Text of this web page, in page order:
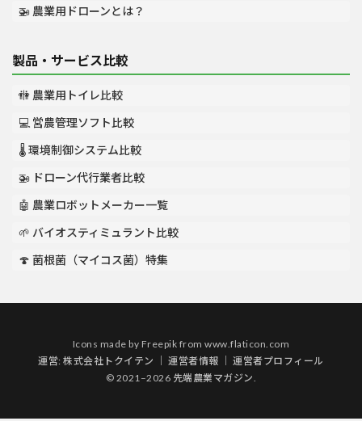
🚁 農業用ドローンとは？
製品・サービス比較
🚻 農業用トイレ比較
💻 営農管理ソフト比較
🌡️ 環境制御システム比較
🚁 ドローン代行業者比較
🤖 農業ロボットメーカー一覧
🌱 バイオスティミュラント比較
🍄 菌根菌（マイコス菌）特集
Icons made by Freepik fromwww.flaticon.com
運営:株式会社トクイテン ｜運営者情報 ｜運営者プロフィール
© 2021–2026 先端農業マガジン.